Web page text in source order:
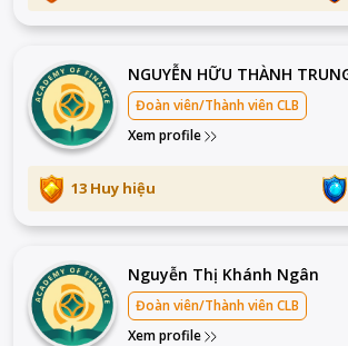
NGUYỄN HỮU THÀNH
Đoàn viên/Thành viên CLB
Xem profile
13 Huy hiệu
Nguyễn Thị Khánh Ngân
Đoàn viên/Thành viên CLB
Xem profile